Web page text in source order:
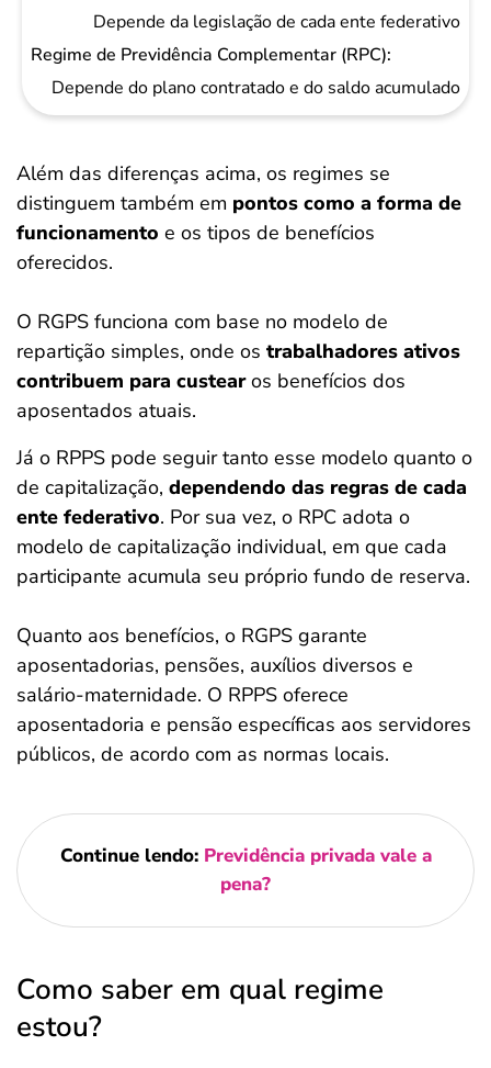
Depende da legislação de cada ente federativo
Depende do plano contratado e do saldo acumulado
Além das diferenças acima, os regimes se
distinguem também em pontos como a forma de
funcionamento e os tipos de benefícios
oferecidos.
O RGPS funciona com base no modelo de
repartição simples, onde os trabalhadores ativos
contribuem para custearos benefícios dos
aposentados atuais.
Já o RPPS pode seguir tanto esse modelo quanto o
de capitalização, dependendo das regras de cada
ente federativo. Por sua vez, o RPC adota o
modelo de capitalização individual, em que cada
participante acumula seu próprio fundo de reserva.
Quanto aos benefícios, o RGPS garante
aposentadorias, pensões, auxílios diversos e
salário-maternidade. O RPPS oferece
aposentadoria e pensão específicas aos servidores
públicos, de acordo com as normas locais.
Continue lendo: Previdência privada vale a
pena?
Como saber em qual regime
estou?